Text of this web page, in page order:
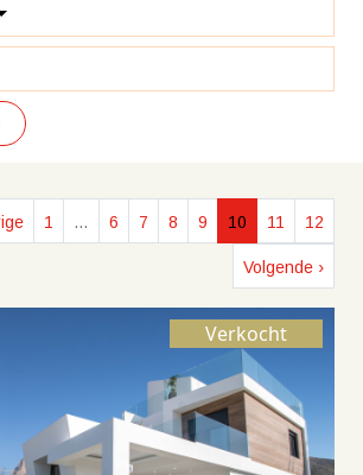
1 … 6 7 8 9 10 11 12
Volgende ›
Verkocht